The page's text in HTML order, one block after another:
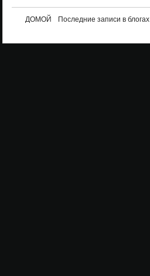
ДОМОЙ Последние записи в блогах